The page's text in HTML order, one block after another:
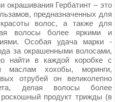
окрашивания Гербатинт – это
предназначенных для
волос, а также для
волосы более яркими и
Особая удача марки -
за окрашенными волосами,
найти в каждой коробке с
маслам хохобы, моринги,
отрубей он великолепно
делая волосы более
продукт трижды (в